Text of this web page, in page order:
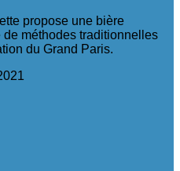
propose une bière
méthodes traditionnelles
du Grand Paris.